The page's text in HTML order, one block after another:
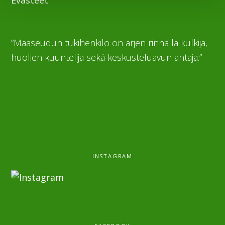
”Maaseudun tukihenkilö on arjen rinnalla kulkija,
huolien kuuntelija sekä keskusteluavun antaja.”
INSTAGRAM